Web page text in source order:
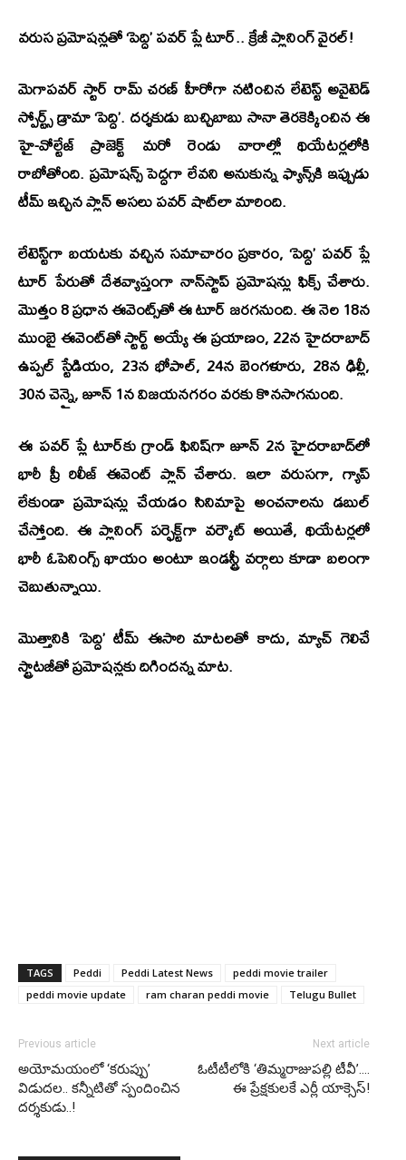
వరుస ప్రమోషన్లతో ‘పెద్ది’ పవర్ ప్లే టూర్.. క్రేజీ ప్లానింగ్ వైరల్!
మెగాపవర్ స్టార్ రామ్ చరణ్ హీరోగా నటించిన లేటెస్ట్ అవైటెడ్
స్పోర్ట్స్ డ్రామా‘పెద్ది’. దర్శకుడు బుచ్చిబాబు సానా తెరకెక్కించిన ఈ
హై-వోల్టేజ్ ప్రాజెక్ట్ మరో రెండు వారాల్లో థియేటర్లలోకి
రాబోతోంది. ప్రమోషన్స్ పెద్దగా లేవని అనుకున్న ఫ్యాన్స్‌కి ఇప్పుడు
టీమ్ ఇచ్చిన ప్లాన్ అసలు పవర్ షాట్‌లా మారింది.
లేటెస్ట్‌గా బయటకు వచ్చిన సమాచారం ప్రకారం,‘పెద్ది’ పవర్ ప్లే
టూర్ పేరుతో దేశవ్యాప్తంగా నాన్‌స్టాప్ ప్రమోషన్లు ఫిక్స్ చేశారు.
మొత్తం 8 ప్రధాన ఈవెంట్స్‌తో ఈ టూర్ జరగనుంది. ఈ నెల 18న
ముంబై ఈవెంట్‌తో స్టార్ట్ అయ్యే ఈ ప్రయాణం, 22న హైదరాబాద్
ఉప్పల్ స్టేడియం, 23న భోపాల్, 24న బెంగళూరు, 28న ఢిల్లీ,
30న చెన్నై, జూన్ 1న విజయనగరం వరకు కొనసాగనుంది.
ఈ పవర్ ప్లే టూర్‌కు గ్రాండ్ ఫినిష్‌గా జూన్ 2న హైదరాబాద్‌లో
భారీ ప్రీ రిలీజ్ ఈవెంట్ ప్లాన్ చేశారు. ఇలా వరుసగా, గ్యాప్
లేకుండా ప్రమోషన్లు చేయడం సినిమాపై అంచనాలను డబుల్
చేస్తోంది. ఈ ప్లానింగ్ పర్ఫెక్ట్‌గా వర్కౌట్ అయితే, థియేటర్లలో
భారీ ఓపెనింగ్స్ ఖాయం అంటూ ఇండస్ట్రీ వర్గాలు కూడా బలంగా
చెబుతున్నాయి.
మొత్తానికి ‘పెద్ది’ టీమ్ ఈసారి మాటలతో కాదు, మ్యాచ్ గెలిచే
స్ట్రాటజీతో ప్రమోషన్లకు దిగిందన్న మాట.
TAGS Peddi Peddi Latest News
peddi movie trailer
peddi movie update
ram charan peddi movie Telugu Bullet
Previous article
అయోమయంలో ‘కరుప్పు’
విడుదల.. కన్నీటితో స్పందించిన
దర్శకుడు..!
Next article
ఓటీటీలోకి ‘తిమ్మరాజుపల్లి టీవీ’….
ఈ ప్రేక్షకులకే ఎర్లీ యాక్సెస్!